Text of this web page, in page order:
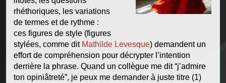
rhéthoriques, les variations
de termes et de rythme :
ces figures de style (figures
stylées, comme dit Mathilde Levesque) demandent un
effort de compréhension pour décrypter l’intention
derrière la phrase. Quand un collègue me dit “j’admire
ton opiniâtreté”, je peux me demander à juste titre (1)